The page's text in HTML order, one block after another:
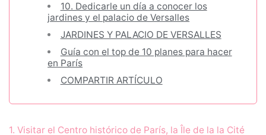
10. Dedicarle un día a conocer los
jardines y el palacio de Versalles
JARDINES Y PALACIO DE VERSALLES
Guía con el top de 10 planes para hacer
en París
COMPARTIR ARTÍCULO
1. Visitar el Centro histórico de París, la Île de la la Cité